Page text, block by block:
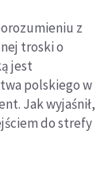
z
troski o
jest
polskiego w
Jak wyjaśnił,
do strefy